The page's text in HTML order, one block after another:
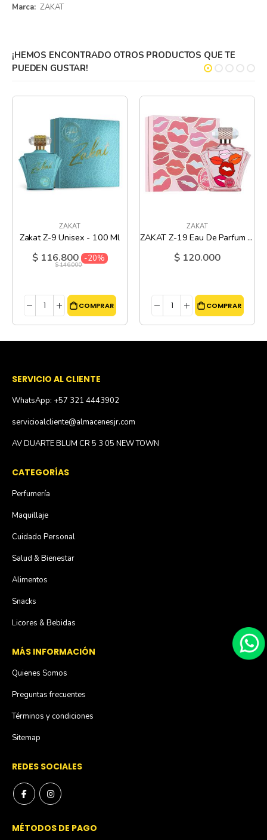
Más
ZAKAT
¡HEMOS ENCONTRADO OTROS PRODUCTOS QUE TE
PUEDEN GUSTAR!
ZAKAT
Zakat Z-9 Unisex - 100 Ml
$ 146.000
Precio
especial
$ 116.800 -20%
COMPRAR
ZAKAT
ZAKAT Z-19 Eau De Parfum - 100 Ml
$ 120.000
COMPRAR
SERVICIO AL CLIENTE
WhatsApp: +57 321 4443902
servicioalcliente@almacenesjr.com
AV DUARTE BLUM CR 5 3 05 NEW TOWN
CATEGORÍAS
Perfumería
Maquillaje
Cuidado Personal
Salud & Bienestar
Alimentos
Snacks
Licores & Bebidas
MÁS INFORMACIÓN
Quienes Somos
Preguntas frecuentes
Términos y condiciones
Sitemap
REDES SOCIALES
MÉTODOS DE PAGO